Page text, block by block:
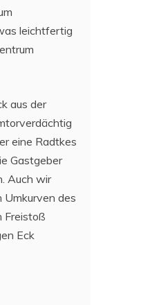
leichtfertig
aus der
eine Radtkes
Gastgeber
Auch wir
des
Freistoß
Eck